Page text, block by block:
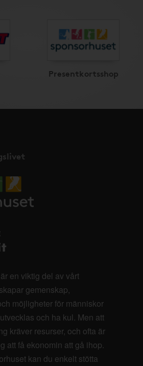
Presentkortsshop
en viktig del av vårt
gemenskap,
möjligheter för människor
och ha kul. Men att
kräver resurser, och ofta är
att få ekonomin att gå ihop.
kan du enkelt stötta